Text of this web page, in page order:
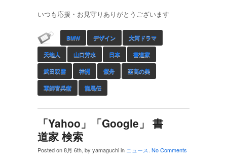
いつも応援・お見守りありがとうございます
BMW デザイン 大河ドラマ
天地人 山口芳水 日本 書道家
武田双雲 祥洲 紫舟 至高の美
軍師官兵衛 龍馬伝
「Yahoo」「Google」 書
道家 検索
Posted on 8月 6th, by yamaguchi in ニュース. No Comments